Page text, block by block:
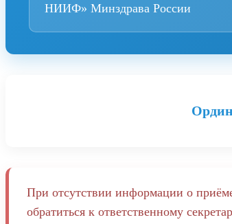
НИИФ» Минздрава России
При отсутствии информации о
обратиться к ответственному